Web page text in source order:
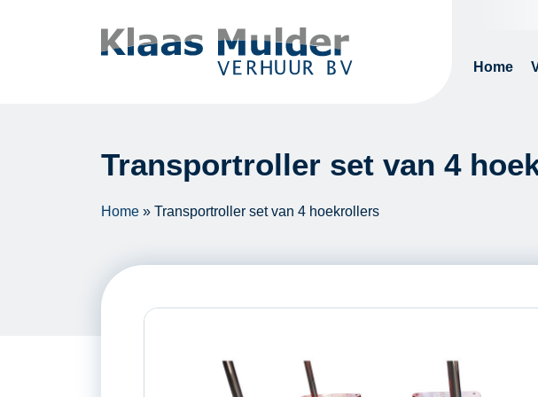
Home
Transportroller set van 4
Home » Transportroller set van 4 hoekrollers